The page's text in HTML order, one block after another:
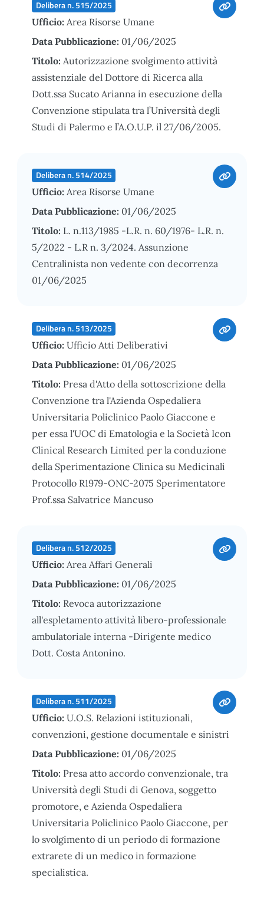
Delibera n. 515/2025
Ufficio: Area Risorse Umane
Data Pubblicazione: 01/06/2025
Titolo: Autorizzazione svolgimento attività
assistenziale del Dottore di Ricerca alla
Dott.ssa Sucato Arianna in esecuzione della
Convenzione stipulata tra l’Università degli
Studi di Palermo e l’A.O.U.P. il 27/06/2005.
Delibera n. 514/2025
Ufficio: Area Risorse Umane
Data Pubblicazione: 01/06/2025
Titolo: L. n.113/1985 -L.R. n. 60/1976- L.R. n.
5/2022 - L.R n. 3/2024. Assunzione
Centralinista non vedente con decorrenza
01/06/2025
Delibera n. 513/2025
Ufficio: Ufficio Atti Deliberativi
Data Pubblicazione: 01/06/2025
Titolo: Presa d'Atto della sottoscrizione della
Convenzione tra l'Azienda Ospedaliera
Universitaria Policlinico Paolo Giaccone e
per essa l'UOC di Ematologia e la Società Icon
Clinical Research Limited per la conduzione
della Sperimentazione Clinica su Medicinali
Protocollo R1979-ONC-2075 Sperimentatore
Prof.ssa Salvatrice Mancuso
Delibera n. 512/2025
Ufficio: Area Affari Generali
Data Pubblicazione: 01/06/2025
Titolo: Revoca autorizzazione
all'espletamento attività libero-professionale
ambulatoriale interna -Dirigente medico
Dott. Costa Antonino.
Delibera n. 511/2025
Ufficio: U.O.S. Relazioni istituzionali,
convenzioni, gestione documentale e sinistri
Data Pubblicazione: 01/06/2025
Titolo: Presa atto accordo convenzionale, tra
Università degli Studi di Genova, soggetto
promotore, e Azienda Ospedaliera
Universitaria Policlinico Paolo Giaccone, per
lo svolgimento di un periodo di formazione
extrarete di un medico in formazione
specialistica.